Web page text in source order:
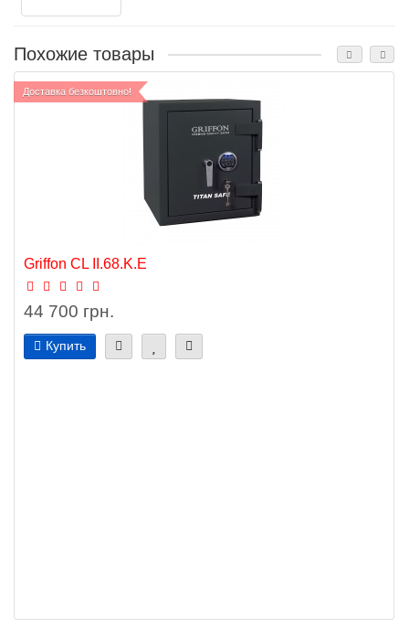
Похожие товары
Доставка безкоштовно!
Griffon CL II.68.K.Е
44 700 грн.
Купить